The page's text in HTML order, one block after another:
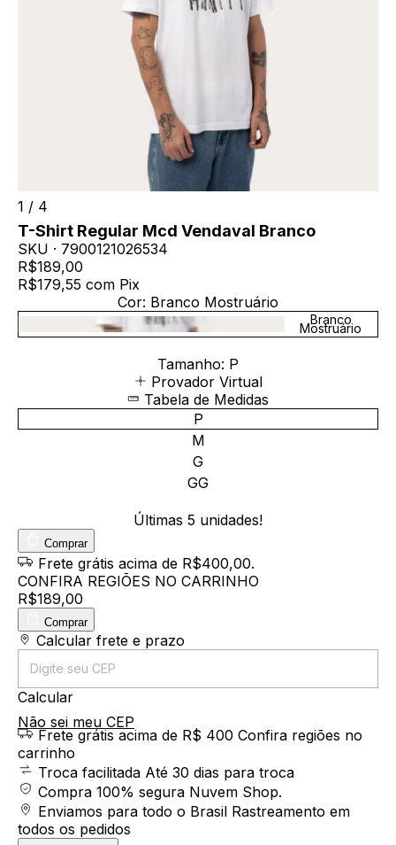
1 / 4
T-Shirt Regular Mcd Vendaval Branco
SKU · 7900121026534
R$189,00
R$179,55 com Pix
Cor: Branco Mostruário
Branco
Mostruário
Tamanho: P
Provador Virtual
Tabela de Medidas
P
M
G
GG
Últimas 5 unidades!
Comprar
Frete grátis acima de R$400,00.
CONFIRA REGIÕES NO CARRINHO
R$189,00
Comprar
Entregas para o CEP:
Calcular frete e prazo
Calcular
Não sei meu CEP
Frete grátis acima de R$ 400 Confira regiões no
carrinho
Troca facilitada Até 30 dias para troca
Compra 100% segura Nuvem Shop.
Enviamos para todo o Brasil Rastreamento em
todos os pedidos